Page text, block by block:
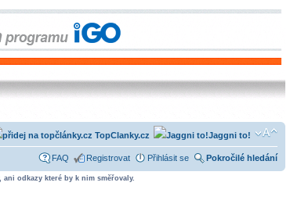
Jaggni to!
TopClanky.cz
FAQ Registrovat Přihlásit se Pokročilé hledání
odkazy které by k nim směřovaly.